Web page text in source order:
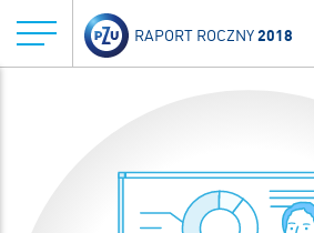
RAPORT ROCZNY2018